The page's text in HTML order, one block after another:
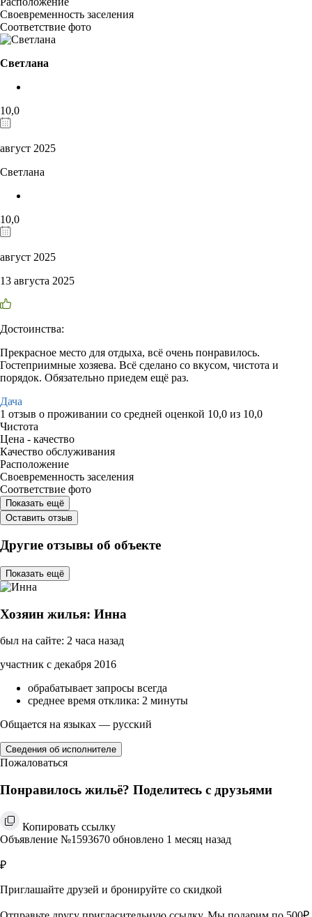
Своевременность заселения
Соответствие фото
Светлана
10,0
август 2025
Светлана
10,0
август 2025
13 августа 2025
Достоинства:
Прекрасное место для отдыха, всё очень понравилось.
Гостеприимные хозяева. Всё сделано со вкусом, чистота и
порядок. Обязательно приедем ещё раз.
Дача
1 отзыв о проживании со средней оценкой 10,0 из 10,0
Чистота
Цена - качество
Качество обслуживания
Расположение
Своевременность заселения
Соответствие фото
Показать ещё
Оставить отзыв
Другие отзывы об объекте
Показать ещё
Хозяин жилья: Инна
был на сайте: 2 часа назад
участник с декабря 2016
обрабатывает запросы всегда
среднее время отклика: 2 минуты
Общается на языках — русский
Сведения об исполнителе
Пожаловаться
Понравилось жильё? Поделитесь с друзьями
Копировать ссылку
Объявление №1593670 обновлено 1 месяц назад
₽
Приглашайте друзей и бронируйте со скидкой